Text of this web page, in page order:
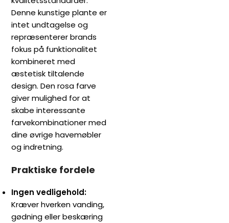
Denne kunstige plante er
intet undtagelse og
repræsenterer brands
fokus på funktionalitet
kombineret med
æstetisk tiltalende
design. Den rosa farve
giver mulighed for at
skabe interessante
farvekombinationer med
dine øvrige havemøbler
og indretning.
Praktiske fordele
Ingen vedligehold:
Kræver hverken vanding,
gødning eller beskæring